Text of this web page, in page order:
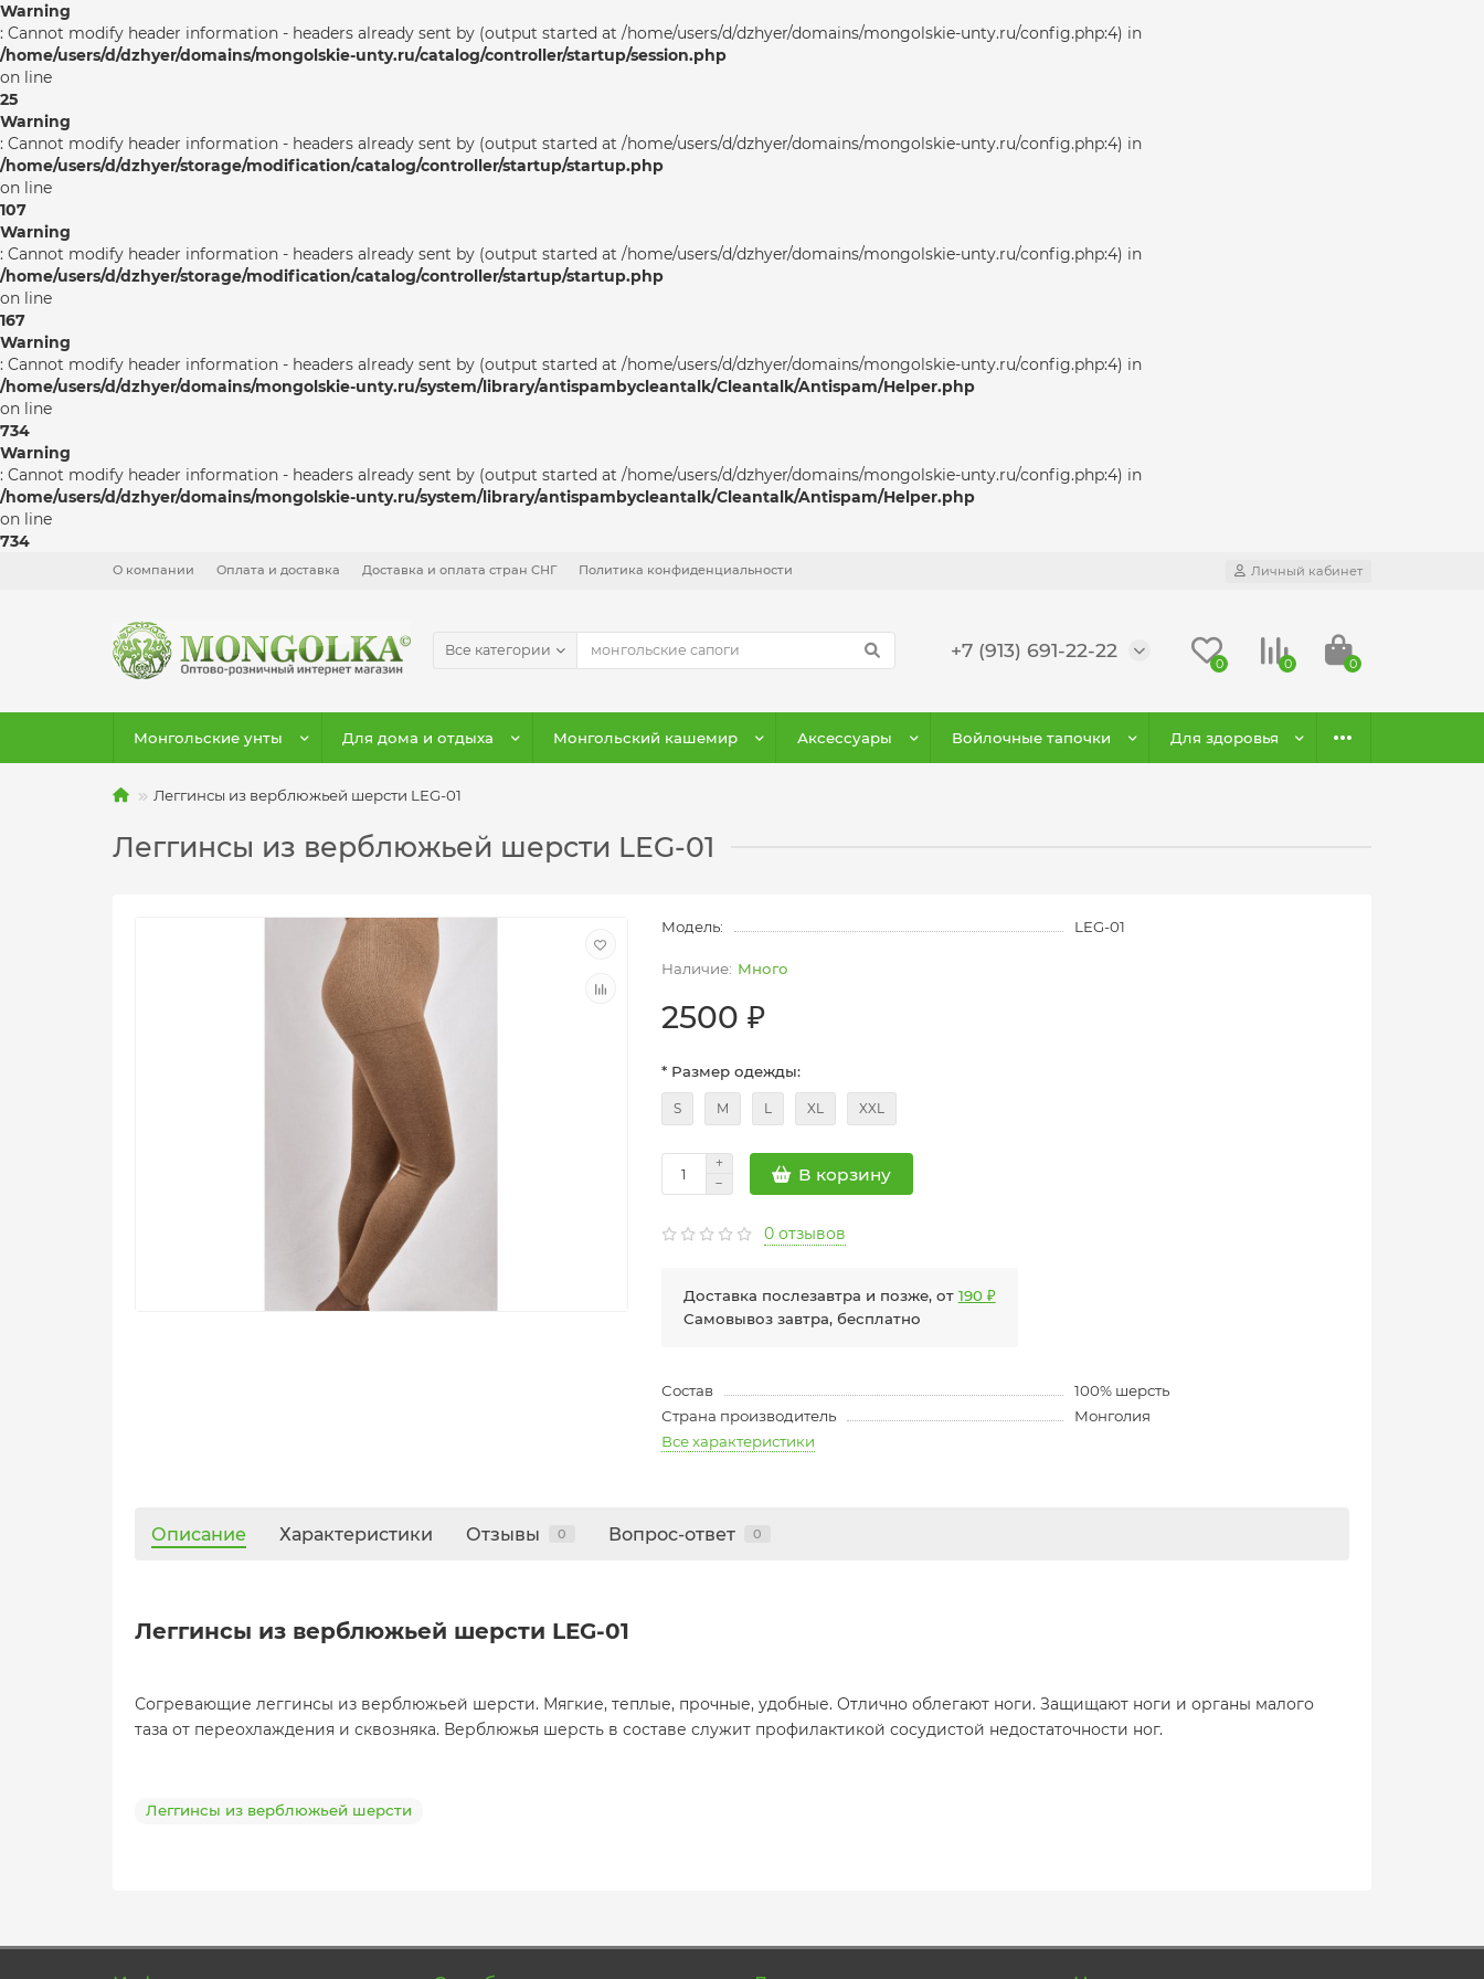
Warning
: Cannot modify header information - headers already sent by (output started at /home/users/d/dzhyer/domains/mongolskie-unty.ru/config.php:4) in
/home/users/d/dzhyer/domains/mongolskie-unty.ru/catalog/controller/startup/session.php
on line
25
Warning
: Cannot modify header information - headers already sent by (output started at /home/users/d/dzhyer/domains/mongolskie-unty.ru/config.php:4) in
/home/users/d/dzhyer/storage/modification/catalog/controller/startup/startup.php
on line
107
Warning
: Cannot modify header information - headers already sent by (output started at /home/users/d/dzhyer/domains/mongolskie-unty.ru/config.php:4) in
/home/users/d/dzhyer/storage/modification/catalog/controller/startup/startup.php
on line
167
Warning
: Cannot modify header information - headers already sent by (output started at /home/users/d/dzhyer/domains/mongolskie-unty.ru/config.php:4) in
/home/users/d/dzhyer/domains/mongolskie-unty.ru/system/library/antispambycleantalk/Cleantalk/Antispam/Helper.php
on line
734
Warning
: Cannot modify header information - headers already sent by (output started at /home/users/d/dzhyer/domains/mongolskie-unty.ru/config.php:4) in
/home/users/d/dzhyer/domains/mongolskie-unty.ru/system/library/antispambycleantalk/Cleantalk/Antispam/Helper.php
on line
734
О компании Оплата и доставка Доставка и оплата стран СНГ Политика конфиденциальности Личный кабинет
Все категории +7 (913) 691-22-22
0 0 0
Монгольские унты Для дома и отдыха Монгольский кашемир Аксессуары Войлочные тапочки Для здоровья
Леггинсы из верблюжьей шерсти LEG-01
Леггинсы из верблюжьей шерсти LEG-01
Модель: LEG-01
Много
2500 ₽
* Размер одежды:
S M L XL XXL
В корзину
0 отзывов
Доставка послезавтра и позже, от 190 ₽
Самовывоз завтра, бесплатно
Состав
100% шерсть
Страна производитель
Монголия
Все характеристики
Описание Характеристики Отзывы 0 Вопрос-ответ 0
Леггинсы из верблюжьей шерсти LEG-01
Согревающие леггинсы из верблюжьей шерсти. Мягкие, теплые, прочные, удобные. Отлично облегают ноги. Защищают ноги и органы малого
таза от переохлаждения и сквозняка. Верблюжья шерсть в составе служит профилактикой сосудистой недостаточности ног.
Леггинсы из верблюжьей шерсти